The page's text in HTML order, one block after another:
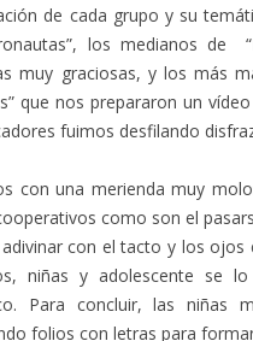
de cada grupo y su
los medianos de
muy graciosas, y los más
que nos prepararon un
fuimos desfilando
con una merienda muy
como son el
con el tacto y los ojos
niñas y adolescente se
Para concluir, las niñas
folios con letras para formar